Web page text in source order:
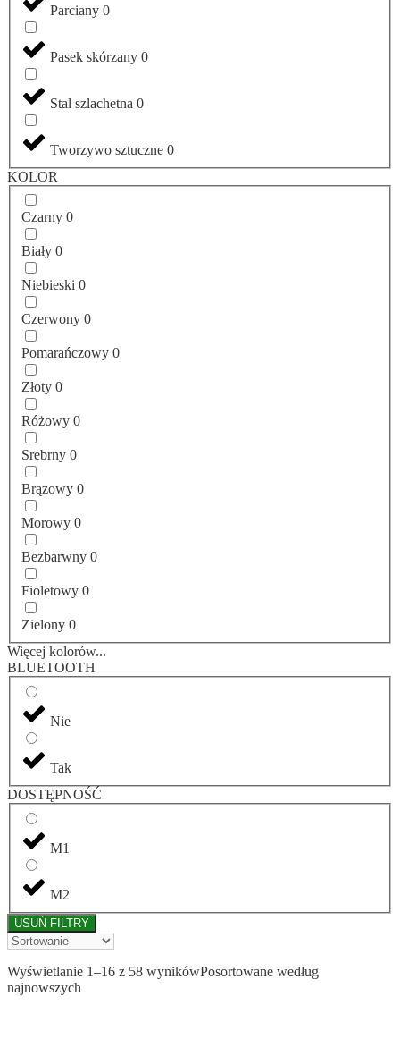
Parciany 0
Pasek skórzany 0
Stal szlachetna 0
Tworzywo sztuczne 0
KOLOR
Czarny 0
Biały 0
Niebieski 0
Czerwony 0
Pomarańczowy 0
Złoty 0
Różowy 0
Srebrny 0
Brązowy 0
Morowy 0
Bezbarwny 0
Fioletowy 0
Zielony 0
Więcej kolorów...
BLUETOOTH
Nie
Tak
DOSTĘPNOŚĆ
M1
M2
USUŃ FILTRY
Wyświetlanie 1–16 z 58 wynikówPosortowane według
najnowszych